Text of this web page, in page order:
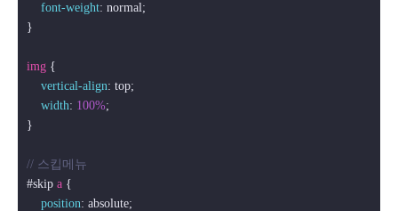
font-weight: normal;
}
img {
vertical-align: top;
width: 100%;
}
// 스킵메뉴
#skip a {
position: absolute;